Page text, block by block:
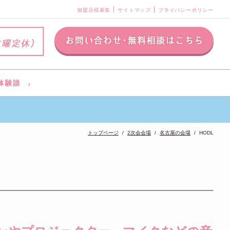
加盟店様募集 サイトマップ プライバシーポリシー
トップページ 2次会会場 名古屋の会場 HODL